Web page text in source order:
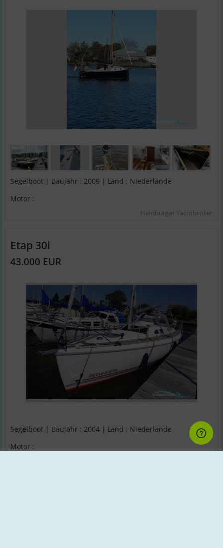
Segelboot | Baujahr : 2009 | Land : Niederlande
Motor :
Hamburger Yachtbroker
Etap 30i
43.000 EUR
Segelboot | Baujahr : 2004 | Land : Niederlande
Motor :